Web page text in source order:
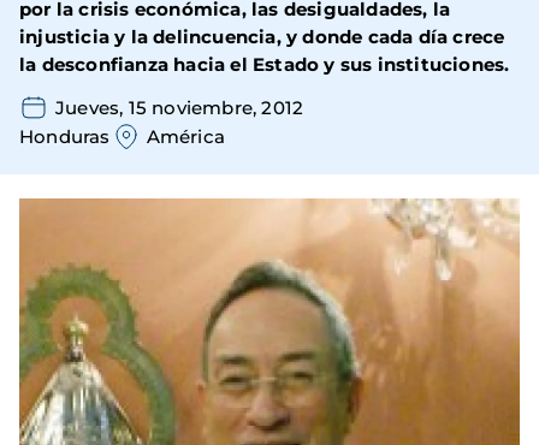
por la crisis económica, las desigualdades, la
injusticia y la delincuencia, y donde cada día crece
la desconfianza hacia el Estado y sus instituciones.
Jueves, 15 noviembre, 2012
Honduras
América